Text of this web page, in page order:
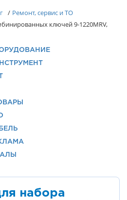
/ Ремонт, сервис и ТО
ключей 9-1220MRV,
набора